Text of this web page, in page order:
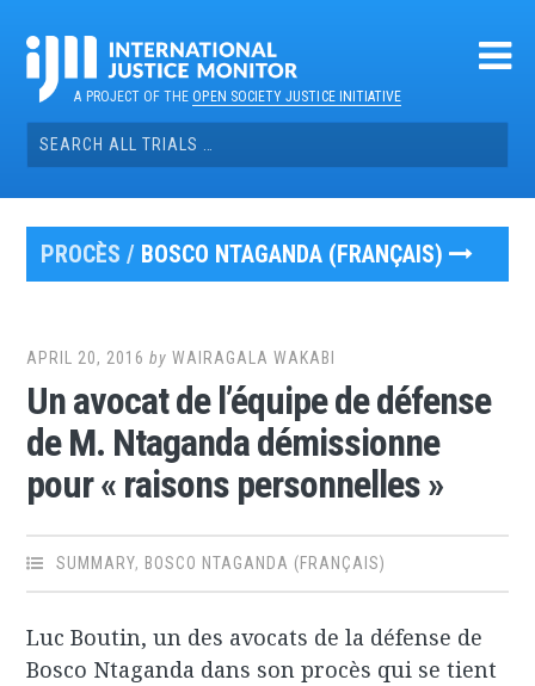
contentA PROJECT OF THEOPEN SOCIETY JUSTICE INITIATIVE
Search
for:
PROCÈS / BOSCO NTAGANDA (FRANÇAIS)
APRIL 20, 2016 byWAIRAGALA WAKABI
Un avocat de l’équipe de défense
de M. Ntaganda démissionne
pour « raisons personnelles »
SUMMARY, BOSCO NTAGANDA (FRANÇAIS)
Luc Boutin, un des avocats de la défense de
Bosco Ntaganda dans son procès qui se tient